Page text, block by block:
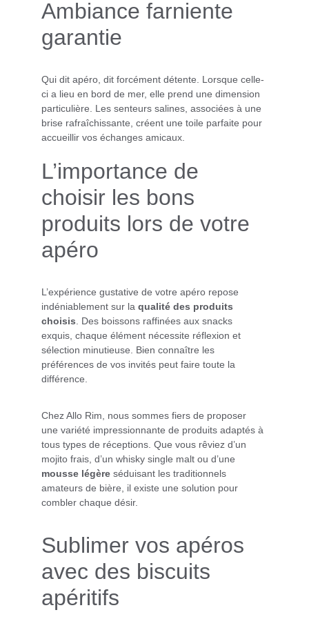
Ambiance farniente
garantie
Qui dit apéro, dit forcément détente. Lorsque celle-
ci a lieu en bord de mer, elle prend une dimension
particulière. Les senteurs salines, associées à une
brise rafraîchissante, créent une toile parfaite pour
accueillir vos échanges amicaux.
L’importance de
choisir les bons
produits lors de votre
apéro
L’expérience gustative de votre apéro repose
indéniablement sur la qualité des produits
choisis . Des boissons raffinées aux snacks
exquis, chaque élément nécessite réflexion et
sélection minutieuse. Bien connaître les
préférences de vos invités peut faire toute la
différence.
Chez Allo Rim, nous sommes fiers de proposer
une variété impressionnante de produits adaptés à
tous types de réceptions. Que vous rêviez d’un
mojito frais, d’un whisky single malt ou d’une
mousse légère séduisant les traditionnels
amateurs de bière, il existe une solution pour
combler chaque désir.
Sublimer vos apéros
avec des biscuits
apéritifs